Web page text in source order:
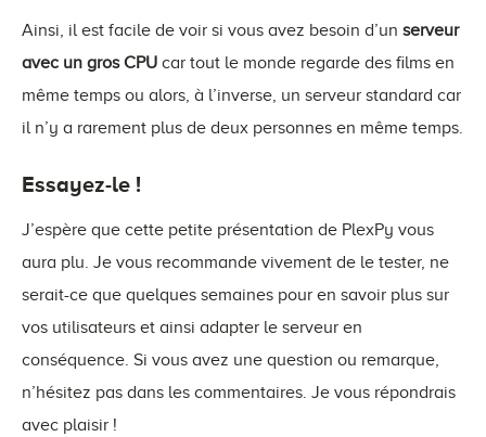
Ainsi, il est facile de voir si vous avez besoin d’un serveur
avec un gros CPU car tout le monde regarde des films en
même temps ou alors, à l’inverse, un serveur standard car
il n’y a rarement plus de deux personnes en même temps.
Essayez-le !
J’espère que cette petite présentation de PlexPy vous
aura plu. Je vous recommande vivement de le tester, ne
serait-ce que quelques semaines pour en savoir plus sur
vos utilisateurs et ainsi adapter le serveur en
conséquence. Si vous avez une question ou remarque,
n’hésitez pas dans les commentaires. Je vous répondrais
avec plaisir !